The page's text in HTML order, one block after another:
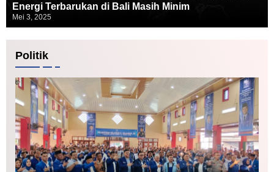
Energi Terbarukan di Bali Masih Minim
Mei 3, 2025
Politik